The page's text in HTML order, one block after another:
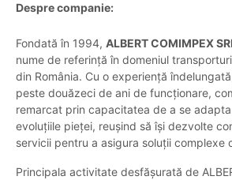
Despre companie:
Fondată în 1994, ALBERT COMIMPEX
nume de referință în domeniul
din România. Cu o experiență
peste douăzeci de ani de funcționare,
remarcat prin capacitatea de a se
evoluțiile pieței, reușind să își dezvolte
servicii pentru a asigura soluții complexe
Principala activitate desfășurată de